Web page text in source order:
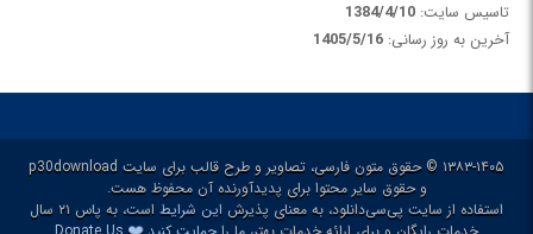
تاسیس سایت: 1384/4/10
آخرین به روز رسانی: 1405/5/16
۱۳۸۳-۱۴۰۵ © حقوق متون فارسی، تصاویر و طرح قالب برای سایت p30download
و حقوق سایر محتوا برای پدیدآورنده آن محفوظ هست.
استفاده از سایت پی‌سی‌دانلود، به معنای پذیرش این شرایط
است، به پاس ۲۱ سال